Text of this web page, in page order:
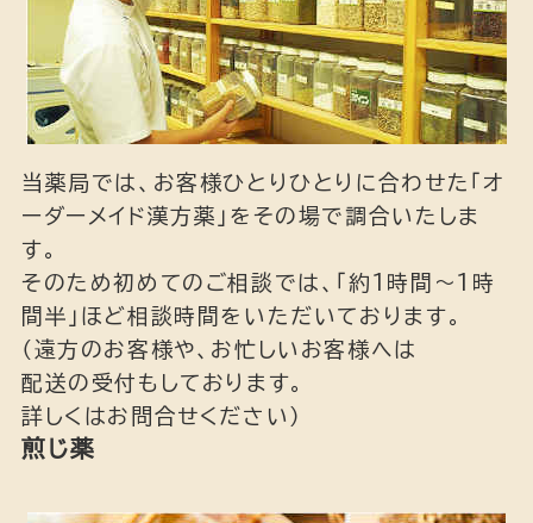
当薬局では、お客様ひとりひとりに合わせた「オ
ーダーメイド漢方薬」をその場で調合いたしま
す。
そのため初めてのご相談では、「約1時間～1時
間半」ほど相談時間をいただいております。
（遠方のお客様や、お忙しいお客様へは
配送の受付もしております。
詳しくはお問合せください）
煎じ薬